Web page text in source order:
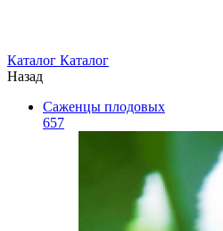
Каталог Каталог
Назад
Саженцы плодовых
657